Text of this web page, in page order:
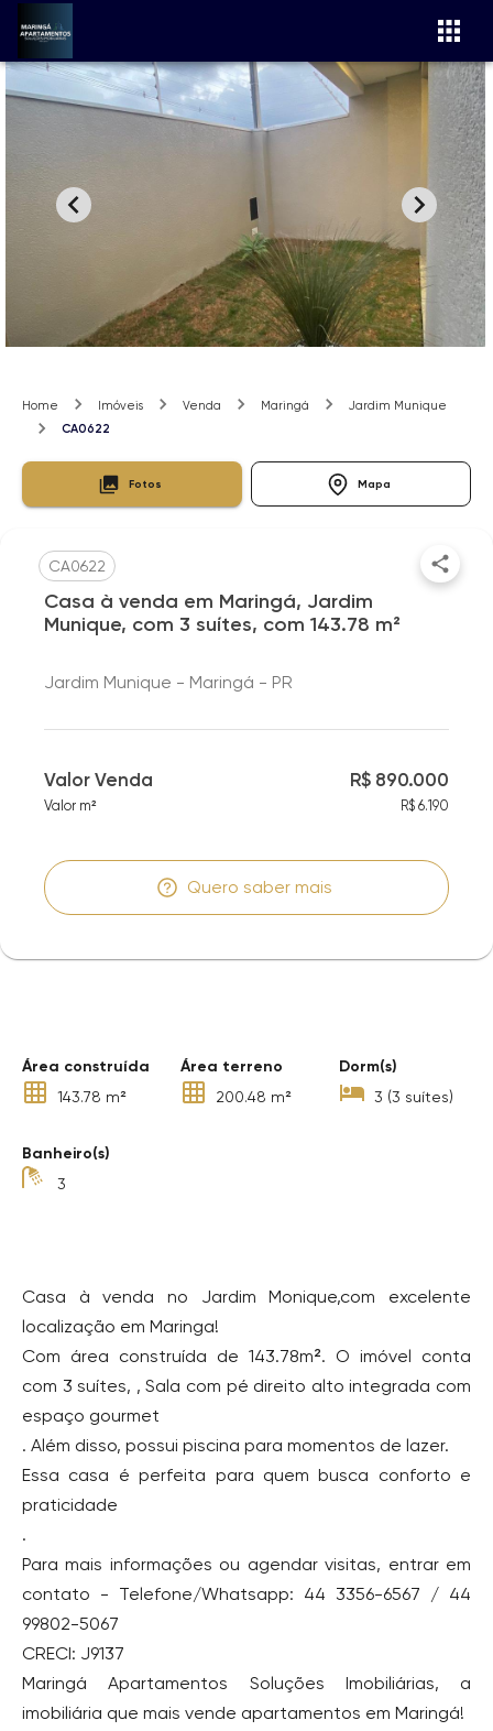
Home Imóveis Venda Maringá
Jardim Munique
CA0622
Fotos Mapa
CA0622
Casa à venda em Maringá, Jardim
Munique, com 3 suítes, com 143.78 m²
Jardim Munique - Maringá - PR
Valor Venda R$ 890.000
Valor m² R$ 6.190
Quero saber mais
Área construída
143.78 m²
Área terreno
200.48 m²
Dorm(s)
3 (3 suítes)
Banheiro(s)
3
Casa à venda no Jardim Monique,com excelente
localização em Maringa!
Com área construída de 143.78m². O imóvel conta
com 3 suítes, , Sala com pé direito alto integrada com
espaço gourmet
. Além disso, possui piscina para momentos de lazer.
Essa casa é perfeita para quem busca conforto e
praticidade
.
Para mais informações ou agendar visitas, entrar em
contato - Telefone/Whatsapp: 44 3356-6567 / 44
99802-5067
CRECI: J9137
Maringá Apartamentos Soluções Imobiliárias, a
imobiliária que mais vende apartamentos em Maringá!